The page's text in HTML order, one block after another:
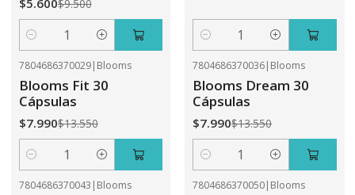
$9.500
Cantidad Cantidad
7804686370029| Blooms
Blooms Fit 30
Cápsulas
$7.990$13.550
Cantidad
7804686370036| Blooms
Blooms Dream 30
Cápsulas
$7.990$13.550
Cantidad
7804686370043 | Blooms 7804686370050| Blooms